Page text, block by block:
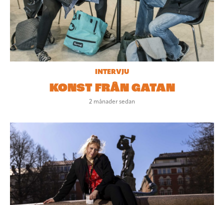
INTERVJU
KONST FRÅN GATAN
2 månader sedan